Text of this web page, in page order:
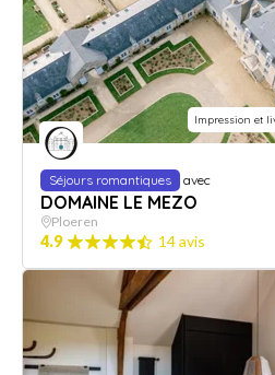
Impression et
Séjours romantiques avec
DOMAINE LE MEZO
Ploeren
4.9 14 avis